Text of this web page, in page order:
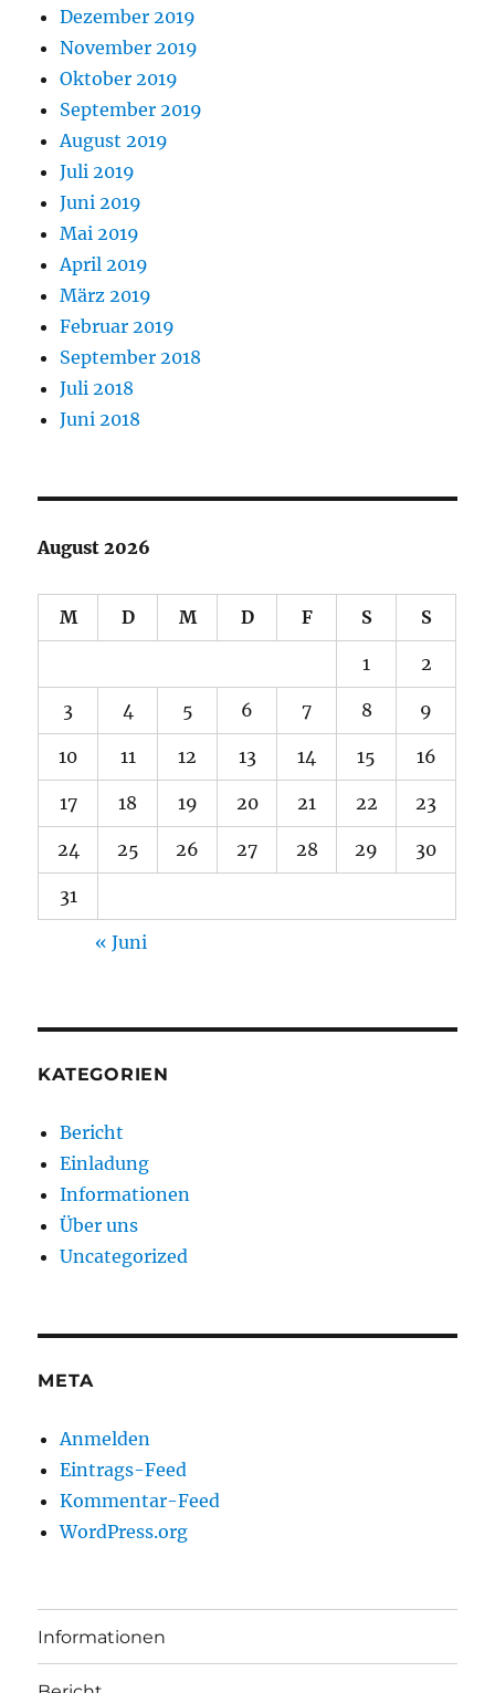
Dezember 2019
November 2019
Oktober 2019
September 2019
August 2019
Juli 2019
Juni 2019
Mai 2019
April 2019
März 2019
Februar 2019
September 2018
Juli 2018
Juni 2018
August 2026
M D M D F S S
1 2
3 4 5 6 7 8 9
10 11 12 13 14 15 16
17 18 19 20 21 22 23
24 25 26 27 28 29 30
31
« Juni
KATEGORIEN
Bericht
Einladung
Informationen
Über uns
Uncategorized
META
Anmelden
Eintrags-Feed
Kommentar-Feed
WordPress.org
Informationen